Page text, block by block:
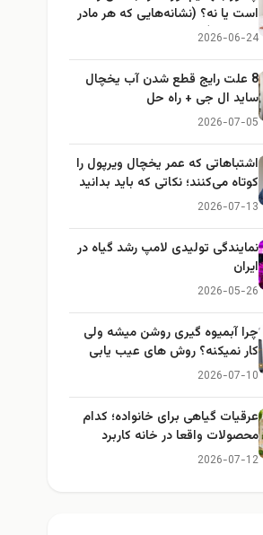
است یا نه؟ (نشانه‌هایی که هر مادر
باید بداند)
2026-06-24
8 علت رایج قطع شدن آب یخچال
ساید ال جی + راه حل
2026-07-05
اشتباهاتی که عمر یخچال ویرپول را
کوتاه می‌کنند؛ نکاتی که باید بدانید
2026-07-13
نمایندگی تولیدی لامپ رشد گیاه در
ایران
2026-05-26
چرا آبمیوه گیری روشن میشه ولی
کار نمیکنه؟ روش های عیب یابی
2026-07-10
عرقیات گیاهی برای خانواده؛ کدام
محصولات واقعا در خانه کاربرد
دارند؟
2026-07-12